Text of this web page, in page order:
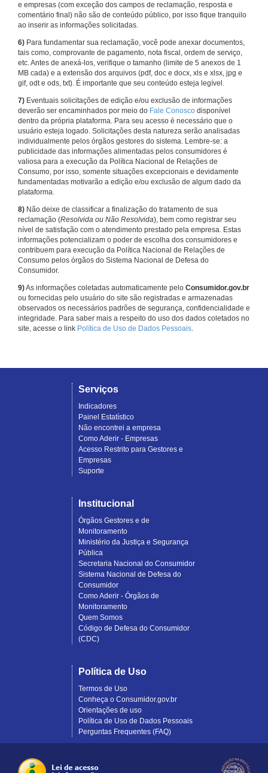
e empresas (com exceção dos campos de reclamação, resposta e
comentário final) não são de conteúdo público, por isso fique tranquilo
ao inserir as informações solicitadas.
6) Para fundamentar sua reclamação, você pode anexar documentos,
tais como, comprovante de pagamento, nota fiscal, ordem de serviço,
etc. Antes de anexá-los, verifique o tamanho (limite de 5 anexos de 1
MB cada) e a extensão dos arquivos (pdf, doc e docx, xls e xlsx, jpg e
gif, odt e ods, txt). É importante que seu conteúdo esteja legível.
7) Eventuais solicitações de edição e/ou exclusão de informações
deverão ser encaminhados por meio do Fale Conosco disponível
dentro da própria plataforma. Para seu acesso é necessário que o
usuário esteja logado. Solicitações desta natureza serão analisadas
individualmente pelos órgãos gestores do sistema. Lembre-se: a
publicidade das informações alimentadas pelos consumidores é
valiosa para a execução da Política Nacional de Relações de
Consumo, por isso, somente situações excepcionais e devidamente
fundamentadas motivarão a edição e/ou exclusão de algum dado da
plataforma.
8) Não deixe de classificar a finalização do tratamento de sua
reclamação (Resolvida ou Não Resolvida), bem como registrar seu
nível de satisfação com o atendimento prestado pela empresa. Estas
informações potencializam o poder de escolha dos consumidores e
contribuem para execução da Política Nacional de Relações de
Consumo pelos órgãos do Sistema Nacional de Defesa do
Consumidor.
9)As informações coletadas automaticamente pelo Consumidor.gov.br
ou fornecidas pelo usuário do site são registradas e armazenadas
observados os necessários padrões de segurança, confidencialidade e
integridade. Para saber mais a respeito do uso dos dados coletados no
site, acesse o link Política de Uso de Dados Pessoais.
Serviços
Indicadores
Painel Estatístico
Não encontrei a empresa
Como Aderir - Empresas
Acesso Restrito para Gestores e
Empresas
Suporte
Institucional
Órgãos Gestores e de
Monitoramento
Ministério da Justiça e Segurança
Pública
Secretaria Nacional do Consumidor
Sistema Nacional de Defesa do
Consumidor
Como Aderir - Órgãos de
Monitoramento
Quem Somos
Código de Defesa do Consumidor
(CDC)
Política de Uso
Termos de Uso
Conheça o Consumidor.gov.br
Orientações de uso
Política de Uso de Dados Pessoais
Perguntas Frequentes (FAQ)